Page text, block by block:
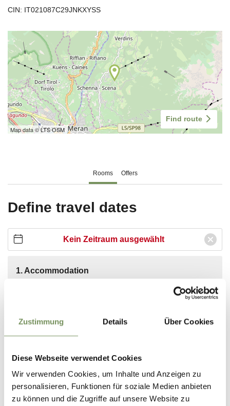
Zustimmung Details Über Cookies
Diese Webseite verwendet Cookies
Wir verwenden Cookies, um Inhalte und Anzeigen zu
personalisieren, Funktionen für soziale Medien anbieten
zu können und die Zugriffe auf unsere Website zu